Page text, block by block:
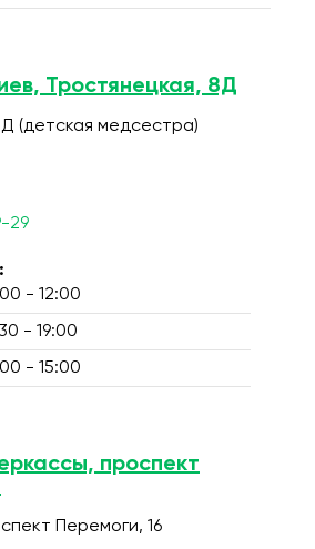
Тростянецкая, 8Д
(детская медсестра)
29
- 12:00
- 19:00
- 15:00
проспект
Перемоги, 16